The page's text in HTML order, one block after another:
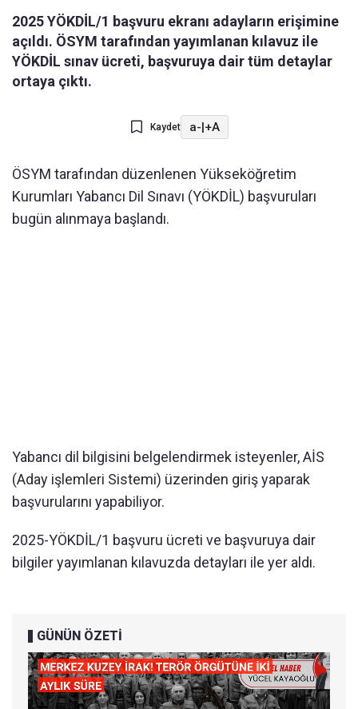
2025 YÖKDİL/1 başvuru ekranı adayların erişimine
açıldı. ÖSYM tarafından yayımlanan kılavuz ile
YÖKDİL sınav ücreti, başvuruya dair tüm detaylar
ortaya çıktı.
Kaydet a-|+A
ÖSYM tarafından düzenlenen Yükseköğretim
Kurumları Yabancı Dil Sınavı (YÖKDİL) başvuruları
bugün alınmaya başlandı.
Yabancı dil bilgisini belgelendirmek isteyenler, AİS
(Aday işlemleri Sistemi) üzerinden giriş yaparak
başvurularını yapabiliyor.
2025-YÖKDİL/1 başvuru ücreti ve başvuruya dair
bilgiler yayımlanan kılavuzda detayları ile yer aldı.
GÜNÜN ÖZETİ